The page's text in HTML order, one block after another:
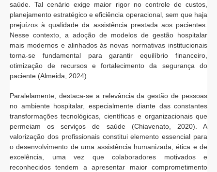
saúde. Tal cenário exige maior rigor no controle de custos,
planejamento estratégico e eficiência operacional, sem que haja
prejuízos à qualidade da assistência prestada aos pacientes.
Nesse contexto, a adoção de modelos de gestão hospitalar
mais modernos e alinhados às novas normativas institucionais
torna-se fundamental para garantir equilíbrio financeiro,
otimização de recursos e fortalecimento da segurança do
paciente (Almeida, 2024).
Paralelamente, destaca-se a relevância da gestão de pessoas
no ambiente hospitalar, especialmente diante das constantes
transformações tecnológicas, científicas e organizacionais que
permeiam os serviços de saúde (Chiavenato, 2020). A
valorização dos profissionais constitui elemento essencial para
o desenvolvimento de uma assistência humanizada, ética e de
excelência, uma vez que colaboradores motivados e
reconhecidos tendem a apresentar maior comprometimento